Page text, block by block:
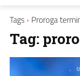
Tags Proroga
Tag: